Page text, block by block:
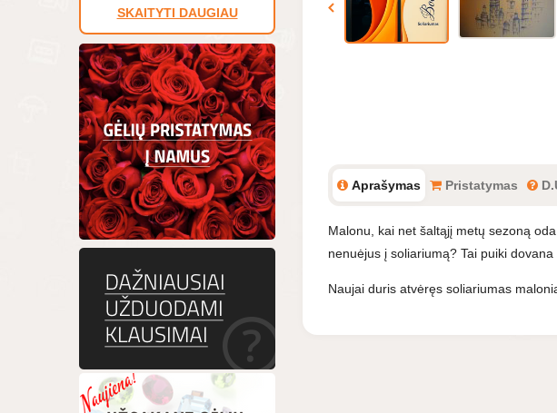
Aprašymas Pristatymas
Malonu, kai net šaltąjį metų sezoną
nenuėjus į soliariumą? Tai puiki
Naujai duris atvėręs soliariumas
SKAITYTI DAUGIAU